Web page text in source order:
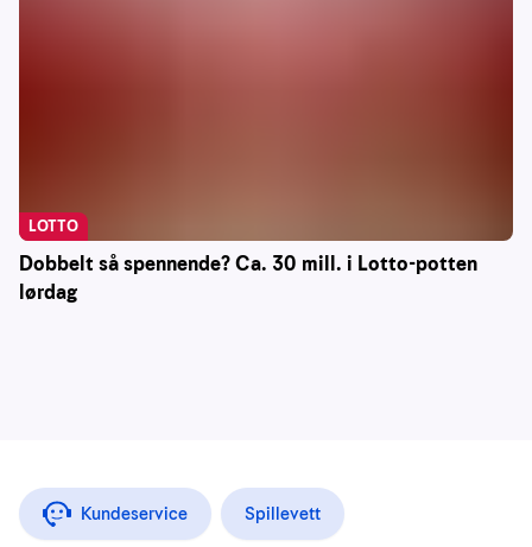
Dobbelt så spennende? Ca. 30 mill. i Lotto-potten
lørdag
LOTTO
Kundeservice Spillevett